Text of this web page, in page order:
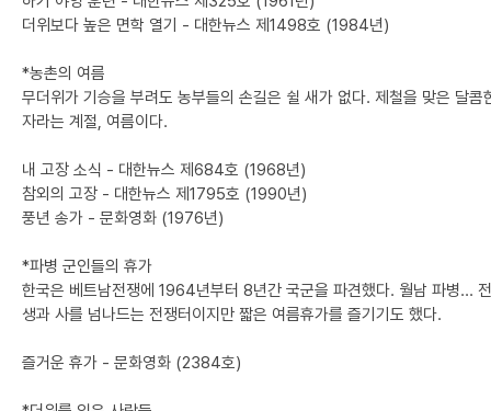
더위보다 높은 면학 열기 - 대한뉴스 제1498호 (1984년)
*농촌의 여름
무더위가 기승을 부려도 농부들의 손길은 쉴 새가 없다. 제철을 맞은 달
자라는 계절, 여름이다.
내 고장 소식 - 대한뉴스 제684호 (1968년)
참외의 고장 - 대한뉴스 제1795호 (1990년)
풍년 송가 - 문화영화 (1976년)
*파병 군인들의 휴가
한국은 베트남전쟁에 1964년부터 8년간 국군을 파견했다. 월남 파병...
생과 사를 넘나드는 전쟁터이지만 짧은 여름휴가를 즐기기도 했다.
즐거운 휴가 - 문화영화 (2384호)